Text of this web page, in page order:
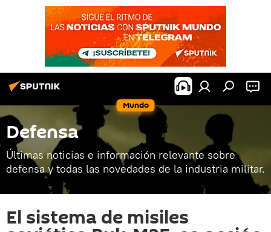
Mundo
Defensa
Últimas noticias e información relevante sobre
defensa y todas las novedades de la industria militar.
El sistema de misiles